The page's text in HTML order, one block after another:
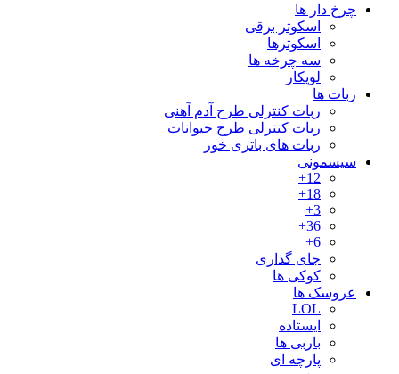
چرخ دار ها
اسکوتر برقی
اسکوترها
سه چرخه ها
لوپکار
ربات ها
ربات کنترلی طرح آدم آهنی
ربات کنترلی طرح حیوانات
ربات های باتری خور
سیسمونی
12+
18+
3+
36+
6+
جای گذاری
کوکی ها
عروسک ها
LOL
ایستاده
باربی ها
پارچه ای